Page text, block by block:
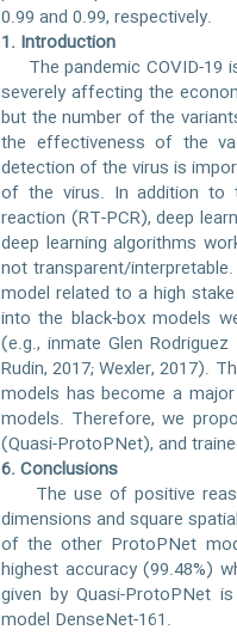
0.99 and 0.99, respectively.
1. Introduction
The pandemic COVID-19
severely affecting the
but the number of the
the effectiveness of the
detection of the virus is
of the virus. In addition to
reaction (RT-PCR), deep
deep learning algorithms
not transparent/
model related to a high
into the black-box models
(e.g., inmate Glen
Rudin, 2017; Wexler, 2017).
models has become a
models. Therefore, we
(Quasi-ProtoPNet), and
6. Conclusions
The use of positive
dimensions and square
of the other ProtoPNet
highest accuracy (99.48%)
given by Quasi-ProtoPNet
model DenseNet-161.